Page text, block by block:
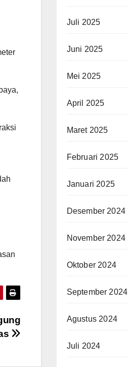
Juli 2025
Juni 2025
Mei 2025
April 2025
Maret 2025
Februari 2025
Januari 2025
Desember 2024
November 2024
Oktober 2024
September 2024
Agustus 2024
Juli 2024